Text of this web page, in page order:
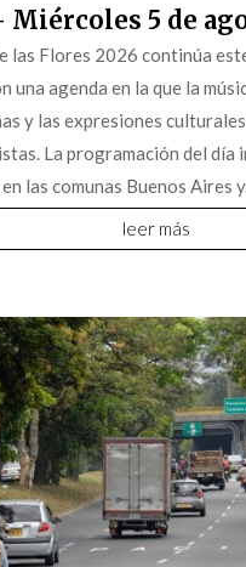
Miércoles 5 de
las Flores 2026 continúa
una agenda en la que la
y las expresiones
La programación del día
las comunas Buenos Aires
leer más